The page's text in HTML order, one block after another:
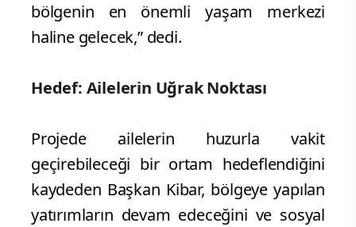
bölgenin en önemli yaşam merkezi
haline gelecek,” dedi.
Hedef: Ailelerin Uğrak Noktası
Projede ailelerin huzurla vakit
geçirebileceği bir ortam hedeflendiğini
kaydeden Başkan Kibar, bölgeye yapılan
yatırımların devam edeceğini ve sosyal